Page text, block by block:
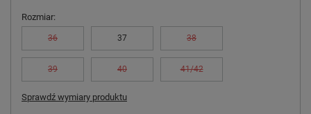
Rozmiar
36 37 38
39 40 41/42
Sprawdź wymiary produktu